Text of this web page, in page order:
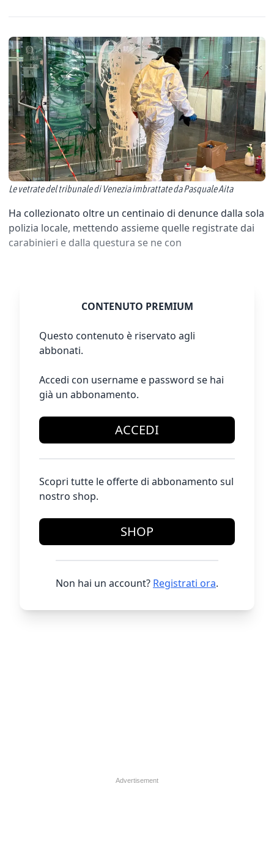
Le vetrate del tribunale di Venezia imbrattate da Pasquale Aita
Ha collezionato oltre un centinaio di denunce dalla sola
polizia locale, mettendo assieme quelle registrate dai
carabinieri e dalla questura se ne con
CONTENUTO PREMIUM
Questo contenuto è riservato agli
abbonati.
Accedi con username e password se hai
già un abbonamento.
ACCEDI
Scopri tutte le offerte di abbonamento sul
nostro shop.
SHOP
Non hai un account? Registrati ora.